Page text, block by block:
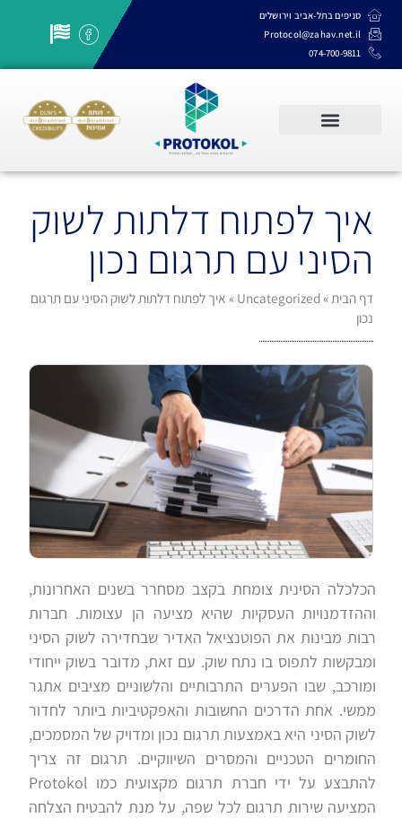
סניפים בתל-אביב וירושלים
Protocol@zahav.net.il
074-700-9811
איך לפתוח דלתות לשוק
הסיני עם תרגום נכון
דף הבית »
Uncategorized
» איך לפתוח דלתות לשוק הסיני עם תרגום
נכון
הכלכלה הסינית צומחת בקצב מסחרר בשנים האחרונות,
וההזדמנויות העסקיות שהיא מציעה הן עצומות. חברות
רבות מבינות את הפוטנציאל האדיר שבחדירה לשוק הסיני
ומבקשות לתפוס בו נתח שוק. עם זאת, מדובר בשוק ייחודי
ומורכב, שבו הפערים התרבותיים והלשוניים מציבים אתגר
ממשי. אחת הדרכים החשובות והאפקטיביות ביותר לחדור
לשוק הסיני היא באמצעות תרגום נכון ומדויק של המסמכים,
החומרים הטכניים והמסרים השיווקיים. תרגום זה צריך
להתבצע על ידי חברת תרגום מקצועית כמו Protokol
המציעה שירות תרגום לכל שפה, על מנת להבטיח הצלחה